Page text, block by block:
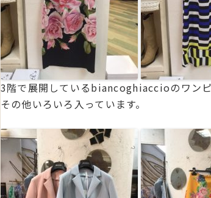
3階で展開しているbiancoghiaccioのワンピ
その他いろいろ入っています。